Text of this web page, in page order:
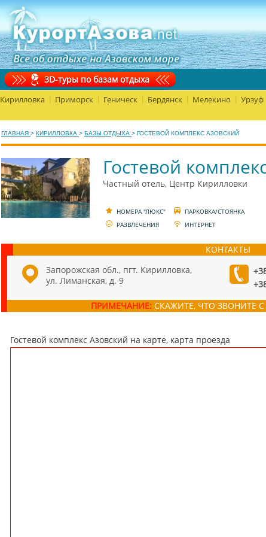
3D-туры по базам отдыха
Кирилловка Приморск Геническ Бердянск Мелекино Урзуф
ГЛАВНАЯ > КИРИЛЛОВКА > БАЗЫ ОТДЫХА > ГОСТЕВОЙ КОМПЛЕКС АЗОВСКИЙ
Гостевой
Частный отель, Центр Кирилловки
НОМЕРА "ЛЮКС"
ПАРКОВКА/СТОЯНКА
РАЗВЛЕЧЕНИЯ
ИНТЕРНЕТ
КОНТАКТЫ
Запорожская обл., пгт. Кирилловка,
ул. Лиманская, д. 9
ПРИМЕЧАНИЕ:СКАЖИТЕ, ЧТО ЗВОНИТЕ С
Гостевой комплекс Азовский на карте, карта проезда